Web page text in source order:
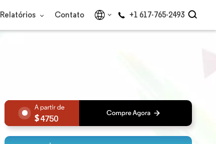
Relatórios Contato +1 617-765-2493
4750